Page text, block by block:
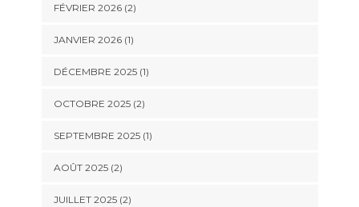
FÉVRIER 2026(2)
JANVIER 2026(1)
DÉCEMBRE 2025(1)
OCTOBRE 2025(2)
SEPTEMBRE 2025(1)
AOÛT 2025(2)
JUILLET 2025(2)